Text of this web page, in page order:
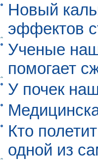
Новый
эффектов
Ученые
помогает
У почек
Кто
одной из